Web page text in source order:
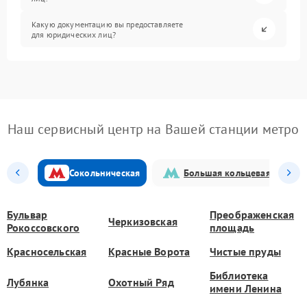
Какую документацию вы предоставляете
для юридических лиц?
Наш сервисный центр на Вашей станции метро
Сокольническая Большая кольцевая
Бульвар
Рокоссовского
Черкизовская
Преображенская
площадь
Красносельская
Красные Ворота Чистые пруды
Лубянка Охотный Ряд
Библиотека
имени Ленина